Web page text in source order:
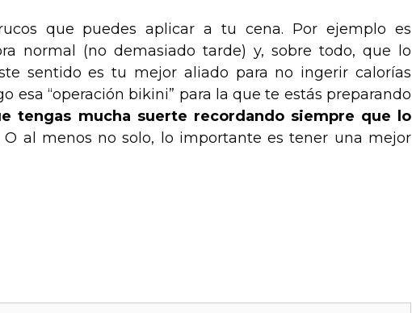
que puedes aplicar a tu cena. Por ejemplo es
normal (no demasiado tarde) y, sobre todo, que lo
sentido es tu mejor aliado para no ingerir calorías
esa “operación bikini” para la que te estás preparando
tengas mucha suerte recordando siempre que lo
O al menos no solo, lo importante es tener una mejor